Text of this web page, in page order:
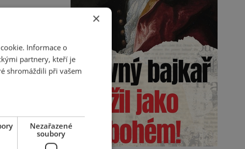
×
Informace o
partnery, kteří je
shromáždili při vašem
Nezařazené
soubory